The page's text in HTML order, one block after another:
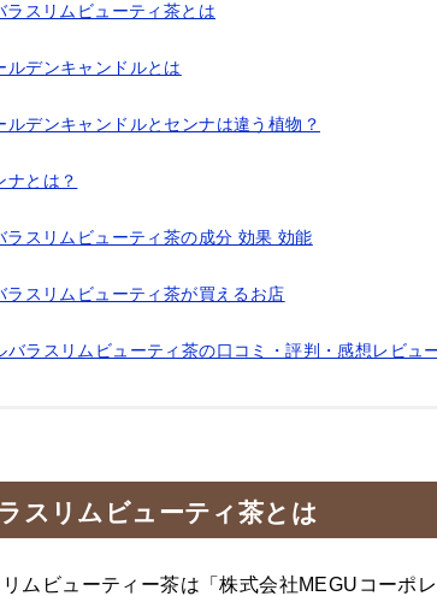
ラスリムビューティ茶とは
ルデンキャンドルとは
ルデンキャンドルとセンナは違う植物？
ナとは？
ラスリムビューティ茶の成分 効果 効能
ラスリムビューティ茶が買えるお店
バラスリムビューティ茶の口コミ・評判・感想レビュ
スリムビューティ茶とは
ムビューティー茶は「株式会社MEGUコーポ